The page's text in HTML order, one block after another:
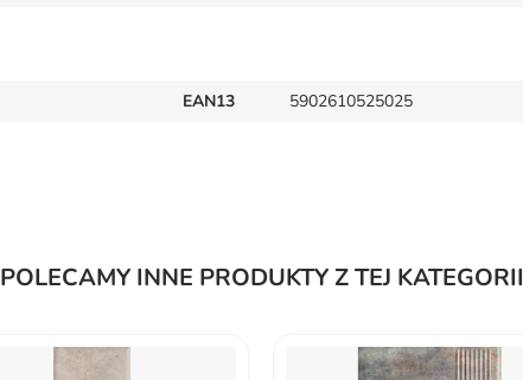
EAN13 5902610525025
POLECAMY INNE PRODUKTY Z TEJ KATEGORII